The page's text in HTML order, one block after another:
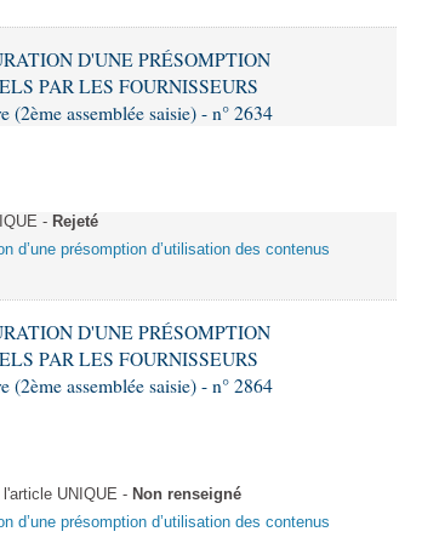
D'UNE PRÉSOMPTION
PAR LES FOURNISSEURS
assemblée saisie) - n° 2634
- Rejeté
d’une présomption d’utilisation des contenus
D'UNE PRÉSOMPTION
PAR LES FOURNISSEURS
assemblée saisie) - n° 2864
UNIQUE - Non renseigné
d’une présomption d’utilisation des contenus